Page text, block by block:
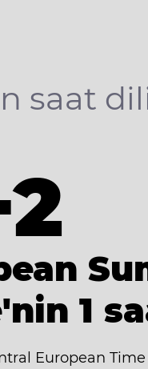
saat
1
European Time